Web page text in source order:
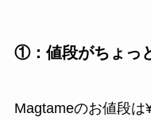
①：値段がちょっ
Magtameのお値段は